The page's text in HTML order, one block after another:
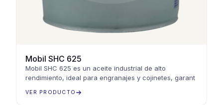
Mobil SHC 625
Mobil SHC 625 es un aceite industrial de alto
rendimiento, ideal para engranajes y cojinetes, garant
VER PRODUCTO